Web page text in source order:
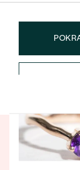
REINHEIT:
FARBE:
HERKUNFT:
Trusted
Schöner
steht einem mit